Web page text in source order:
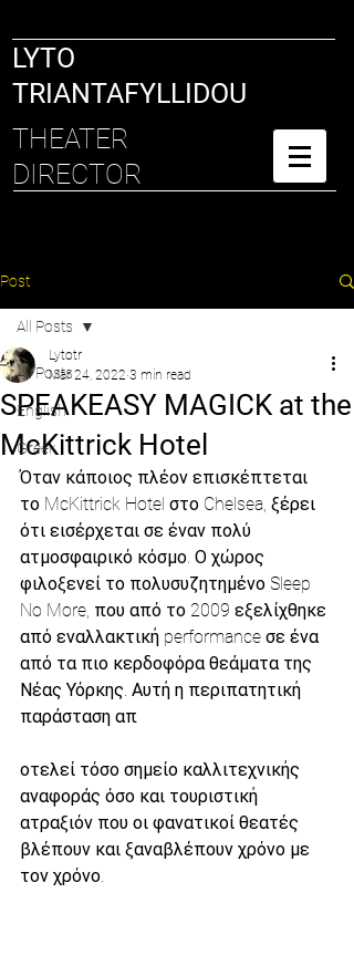
LYTO
TRIANTAFYLLIDOU
THEATER
DIRECTOR
Post
All Posts
English
Greek
All Posts
SPEAKEASY MAGICK at the
McKittrick Hotel
Lytotr
Mar 24, 2022 3 min read
Όταν κάποιος πλέον επισκέπτεται
το McKittrick Hotel στο Chelsea, ξέρει
ότι εισέρχεται σε έναν πολύ
ατμοσφαιρικό κόσμο. Ο χώρος
φιλοξενεί το πολυσυζητημένο Sleep
No More, που από το 2009 εξελίχθηκε
από εναλλακτική performance σε ένα
από τα πιο κερδοφόρα θεάματα της
Νέας Υόρκης. Αυτή η περιπατητική
παράσταση απ
οτελεί τόσο σημείο καλλιτεχνικής
αναφοράς όσο και τουριστική
ατραξιόν που οι φανατικοί θεατές
βλέπουν και ξαναβλέπουν χρόνο με
τον χρόνο.